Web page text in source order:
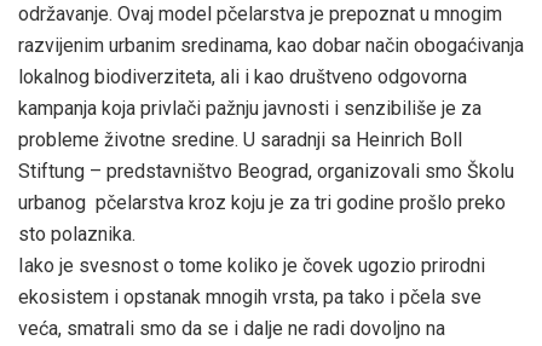
održavanje. Ovaj model pčelarstva je prepoznat u mnogim
razvijenim urbanim sredinama, kao dobar način obogaćivanja
lokalnog biodiverziteta, ali i kao društveno odgovorna
kampanja koja privlači pažnju javnosti i senzibiliše je za
probleme životne sredine. U saradnji sa Heinrich Boll
Stiftung – predstavništvo Beograd, organizovali smo Školu
urbanog pčelarstva kroz koju je za tri godine prošlo preko
sto polaznika.
Iako je svesnost o tome koliko je čovek ugozio prirodni
ekosistem i opstanak mnogih vrsta, pa tako i pčela sve
veća, smatrali smo da se i dalje ne radi dovoljno na